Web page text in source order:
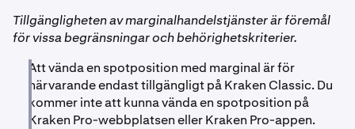
Tillgängligheten av marginalhandelstjänster är föremål
för vissa begränsningar och behörighetskriterier.
Att vända en spotposition med marginal är för
närvarande endast tillgängligt på Kraken Classic. Du
kommer inte att kunna vända en spotposition på
Kraken Pro-webbplatsen eller Kraken Pro-appen.